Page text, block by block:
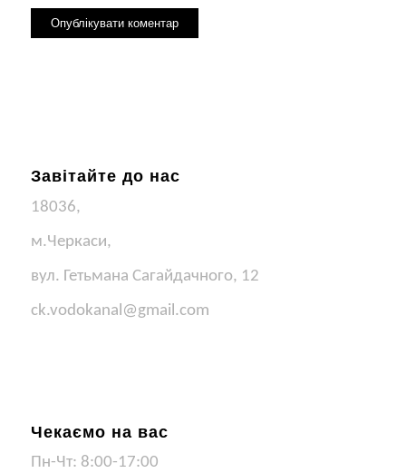
Завітайте до нас
18036,
м.Черкаси,
вул. Гетьмана Сагайдачного, 12
ck.vodokanal@gmail.com
Чекаємо на вас
Пн-Чт: 8:00-17:00